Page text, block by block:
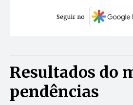
Seguir no
Resultados do
pendências